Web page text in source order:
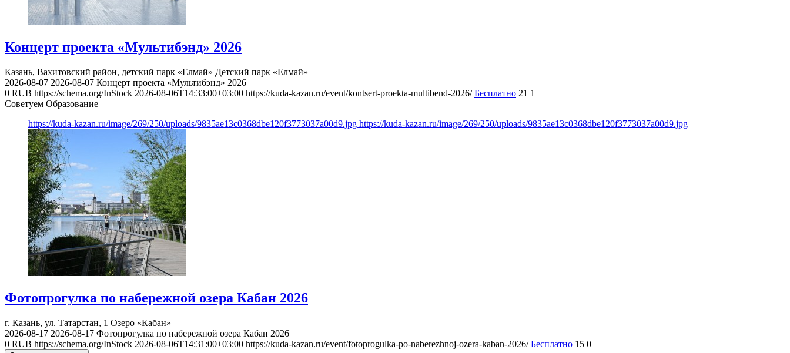
Концерт проекта «Мультибэнд» 2026
Казань, Вахитовский район, детский парк «Елмай» Детский парк «Елмай»
2026-08-07 2026-08-07 Концерт проекта «Мультибэнд» 2026
0 RUB https://schema.org/InStock 2026-08-06T14:33:00+03:00 https://kuda-kazan.ru/event/kontsert-proekta-multibend-2026/ Бесплатно 21 1
Советуем Образование
https://kuda-kazan.ru/image/269/250/uploads/9835ae13c0368dbe120f3773037a00d9.jpg https://kuda-kazan.ru/image/269/250/uploads/9835ae13c0368dbe120f3773037a00d9.jpg
Фотопрогулка по набережной озера Кабан 2026
г. Казань, ул. Татарстан, 1 Озеро «Кабан»
2026-08-17 2026-08-17 Фотопрогулка по набережной озера Кабан 2026
0 RUB https://schema.org/InStock 2026-08-06T14:31:00+03:00 https://kuda-kazan.ru/event/fotoprogulka-po-naberezhnoj-ozera-kaban-2026/ Бесплатно 15 0